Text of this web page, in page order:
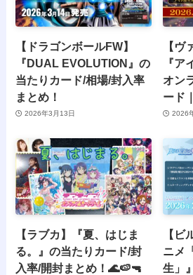
【ドラゴンボールFW】
『DUAL EVOLUTION』の
当たりカード/相場/封入率
まとめ！
2026年3月13日
【ヴ
『ア
オン
ード
2026
【ラブカ】『夏、はじま
る。』の当たりカード/封
入率/開封まとめ！🌊🍉🔫
【ビ
ニメ
生」